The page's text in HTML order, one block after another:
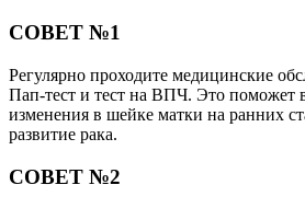
СОВЕТ №1
Регулярно проходите медицинские
Пап-тест и тест на ВПЧ. Это поможет
изменения в шейке матки на ранних
развитие рака.
СОВЕТ №2